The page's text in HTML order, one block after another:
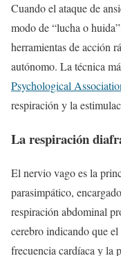
Cuando el ataque de
modo de “lucha o
herramientas de acción
autónomo. La técnica
Psychological
respiración y la
La respiración
El nervio vago es la
parasimpático,
respiración abdominal
cerebro indicando que
frecuencia cardíaca y la